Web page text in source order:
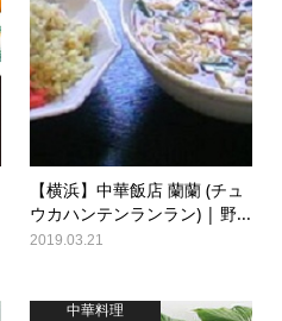
【横浜】中華飯店 蘭蘭 (チュ
ウカハンテンランラン) | 野...
2019.03.21
中華料理